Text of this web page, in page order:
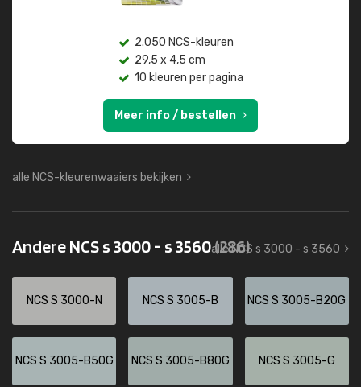
2.050 NCS-kleuren
29,5 x 4,5 cm
10 kleuren per pagina
Meer info / bestellen
alle NCS-kleurenwaaiers bekijken
Andere NCS s 3000 - s 3560(286)
alle NCS s 3000 - s 3560
NCS S 3000-N NCS S 3005-B NCS S 3005-B20G
NCS S 3005-B50G NCS S 3005-B80G NCS S 3005-G